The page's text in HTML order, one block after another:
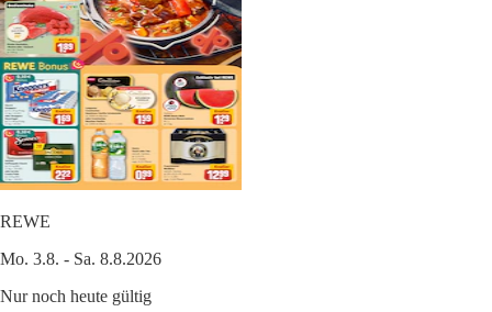
REWE
Mo. 3.8. - Sa. 8.8.2026
Nur noch heute gültig